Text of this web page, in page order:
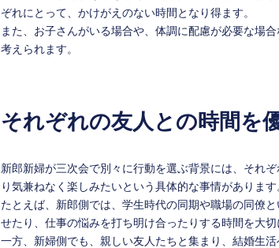
ぞれにとって、かけがえのない時間となり得ます。
また、お子さんがいる場合や、体調に配慮が必要な場
考えられます。
それぞれの友人との時間を
新郎新婦が三次会で別々に行動を選ぶ背景には、それ
り気兼ねなく楽しみたいという具体的な事情があります
たとえば、新郎側では、学生時代の同期や職場の同僚
せたり、仕事の悩みを打ち明け合ったりする時間を大
一方、新婦側でも、親しい友人たちと集まり、結婚生